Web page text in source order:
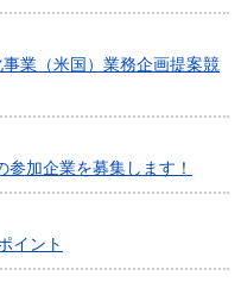
業（米国）業務企画提案競
参加企業を募集します！
イント